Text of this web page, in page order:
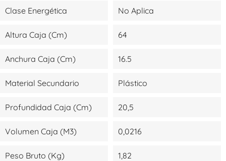
Clase Energética No Aplica
Altura Caja (cm) 64
Anchura Caja (cm) 16.5
Material Secundario Plástico
Profundidad Caja (cm) 20,5
Volumen Caja (m3) 0,0216
Peso Bruto (kg) 1,82